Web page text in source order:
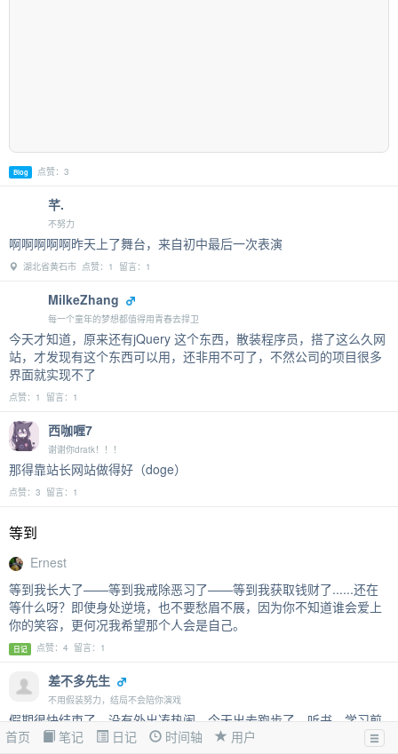
首页 笔记 日记 时间轴 用户
Blog 点赞：3
芊.
不努力
啊啊啊啊啊昨天上了舞台，来自初中最后一次表演
湖北省黄石市 点赞：1 留言：1
MilkeZhang
每一个童年的梦想都值得用青春去捍卫
今天才知道，原来还有jQuery 这个东西，散装程序员，搭了这么久网
站，才发现有这个东西可以用，还非用不可了，不然公司的项目很多
界面就实现不了
点赞：1 留言：1
西咖喱7
谢谢你dratk！！！
那得靠站长网站做得好（doge）
点赞：3 留言：1
等到
Ernest
等到我长大了——等到我戒除恶习了——等到我获取钱财了......还在
等什么呀？即使身处逆境，也不要愁眉不展，因为你不知道谁会爱上
你的笑容，更何况我希望那个人会是自己。
日记 点赞：4 留言：1
差不多先生
不用假装努力，结局不会陪你演戏
假期很快结束了，没有外出凑热闹。今天出去跑步了，听书，学习煎
鱼，还有睡懒觉，希望晚上不要emo，哈哈哈，好好休息。